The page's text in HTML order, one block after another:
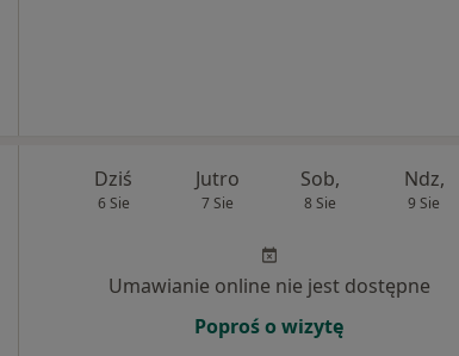
Dziś
6 Sie
Jutro
7 Sie
Sob,
8 Sie
Ndz,
9 Sie
Umawianie online nie jest dostępne
Poproś o wizytę